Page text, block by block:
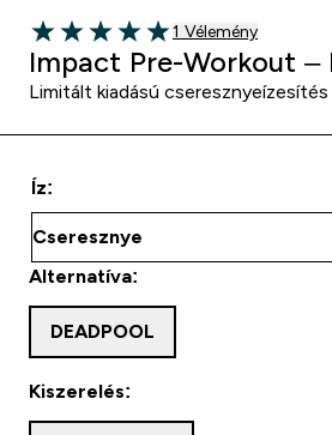
5 out of 5 stars
1 customer reviews
1 Vélemény
Impact Pre-Workout –
Limitált kiadású cseresznyeízesítés
Íz:
Kiszerelés:
Alternatíva:
DEADPOOL